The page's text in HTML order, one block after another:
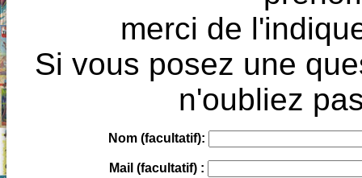
merci de
Si vous posez une
n'oubliez
Nom (facultatif):
Mail (facultatif) :